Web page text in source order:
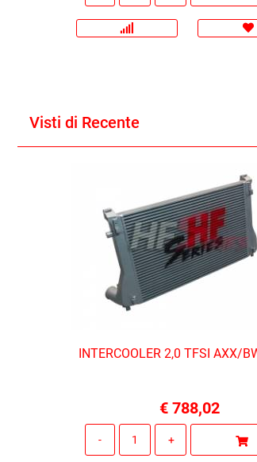
Visti di Recente
INTERCOOLER 2,0 TFSI AXX/
€ 788,02